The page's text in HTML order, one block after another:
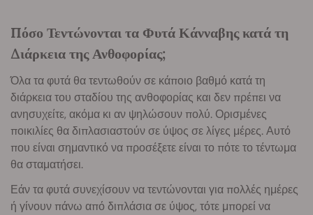
Πόσο Τεντώνονται τα Φυτά Κάνναβης κατά τη
Διάρκεια της Ανθοφορίας;
Όλα τα φυτά θα τεντωθούν σε κάποιο βαθμό κατά τη
διάρκεια του σταδίου της ανθοφορίας και δεν πρέπει να
ανησυχείτε, ακόμα κι αν ψηλώσουν πολύ. Ορισμένες
ποικιλίες θα διπλασιαστούν σε ύψος σε λίγες μέρες. Αυτό
που είναι σημαντικό να προσέξετε είναι το πότε το τέντωμα
θα σταματήσει.
Εάν τα φυτά συνεχίσουν να τεντώνονται για πολλές ημέρες
ή γίνουν πάνω από διπλάσια σε ύψος, τότε μπορεί να